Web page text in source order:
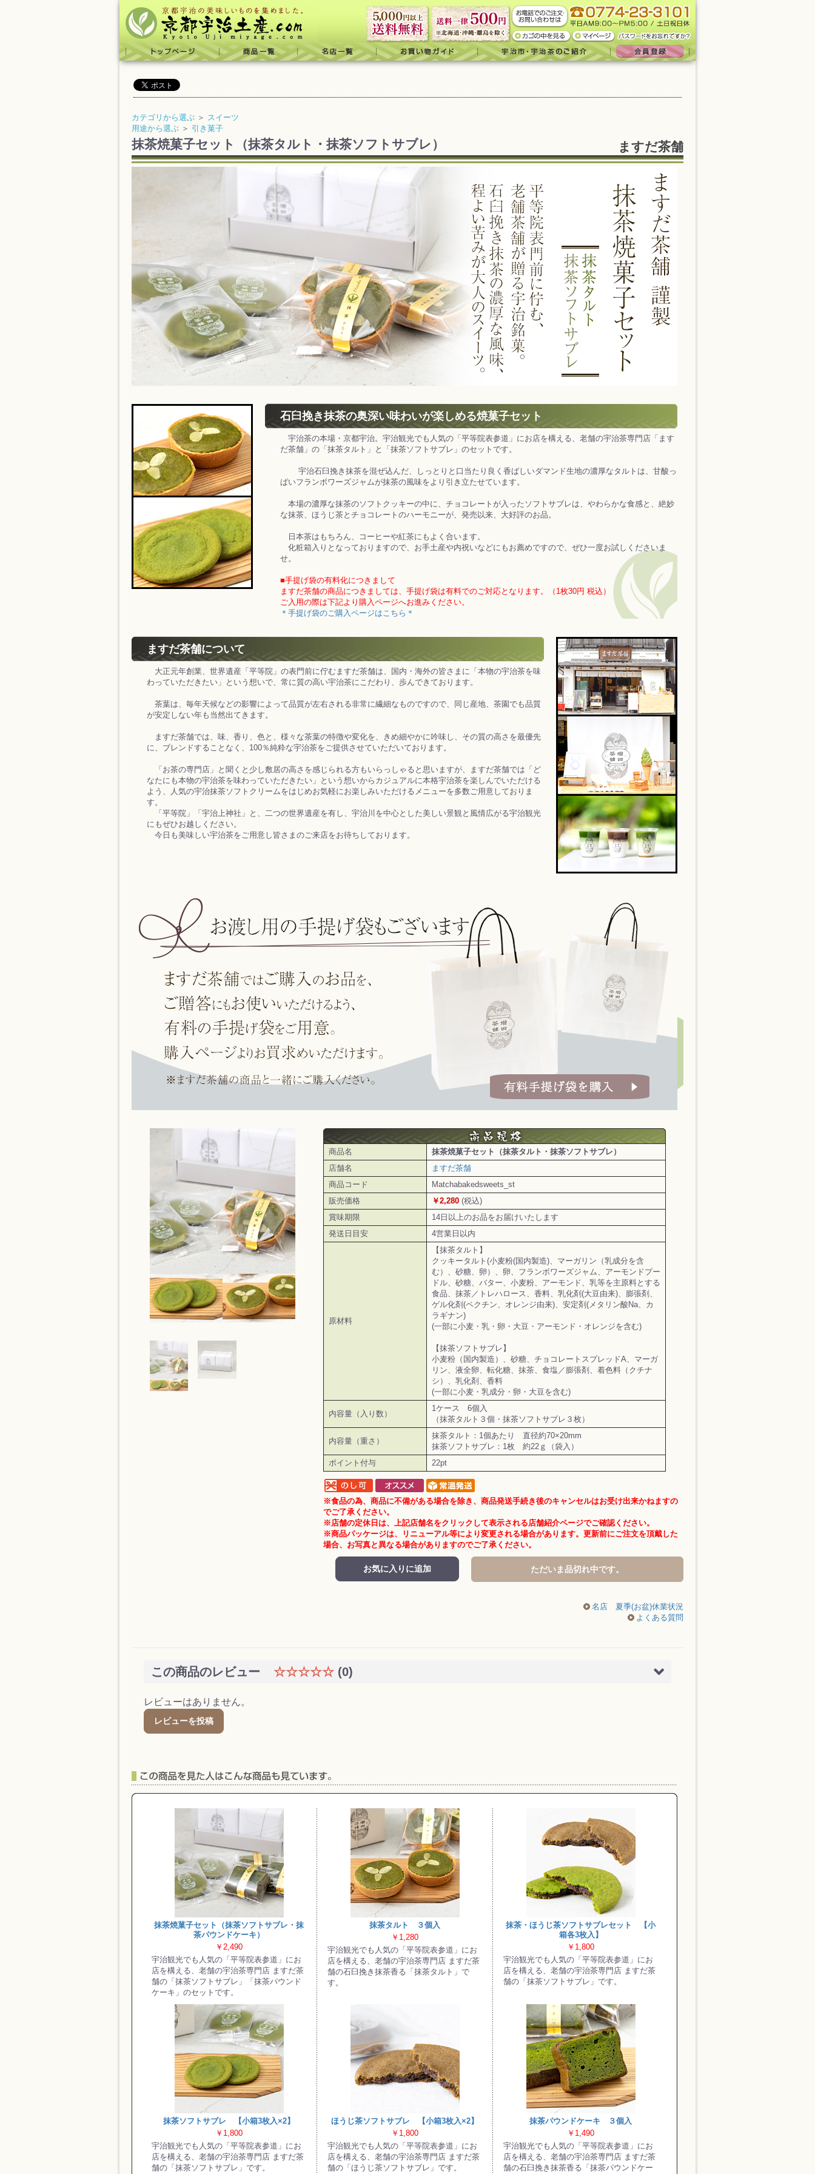
カテゴリから選ぶ ＞ スイーツ
用途から選ぶ ＞ 引き菓子
抹茶焼菓子セット（抹茶タルト・抹茶ソフトサブレ） ますだ茶舗
石臼挽き抹茶の奥深い味わいが楽しめる焼菓子セット
宇治茶の本場・京都宇治。宇治観光でも人気の「平等院表参道」にお店を構える、老舗の宇治茶専門店「ます
だ茶舗」の「抹茶タルト」と「抹茶ソフトサブレ」のセットです。
宇治石臼挽き抹茶を混ぜ込んだ、しっとりと口当たり良く香ばしいダマンド生地の濃厚なタルトは、甘酸っ
ぱいフランボワーズジャムが抹茶の風味をより引き立たせています。
本場の濃厚な抹茶のソフトクッキーの中に、チョコレートが入ったソフトサブレは、やわらかな食感と、絶妙
な抹茶、ほうじ茶とチョコレートのハーモニーが、発売以来、大好評のお品。
日本茶はもちろん、コーヒーや紅茶にもよく合います。
化粧箱入りとなっておりますので、お手土産や内祝いなどにもお薦めですので、ぜひ一度お試しくださいま
せ。
■手提げ袋の有料化につきまして
ますだ茶舗の商品につきましては、手提げ袋は有料でのご対応となります。（1枚30円 税込）
ご入用の際は下記より購入ページへお進みください。
＊手提げ袋のご購入ページはこちら＊
ますだ茶舗について
大正元年創業、世界遺産「平等院」の表門前に佇むますだ茶舗は、国内・海外の皆さまに「本物の宇治茶を味
わっていただきたい」という想いで、常に質の高い宇治茶にこだわり、歩んできております。
茶葉は、毎年天候などの影響によって品質が左右される非常に繊細なものですので、同じ産地、茶園でも品質
が安定しない年も当然出てきます。
ますだ茶舗では、味、香り、色と、様々な茶葉の特徴や変化を、きめ細やかに吟味し、その質の高さを最優先
に、ブレンドすることなく、100％純粋な宇治茶をご提供させていただいております。
「お茶の専門店」と聞くと少し敷居の高さを感じられる方もいらっしゃると思いますが、ますだ茶舗では「ど
なたにも本物の宇治茶を味わっていただきたい」という想いからカジュアルに本格宇治茶を楽しんでいただける
よう、人気の宇治抹茶ソフトクリームをはじめお気軽にお楽しみいただけるメニューを多数ご用意しておりま
す。
「平等院」「宇治上神社」と、二つの世界遺産を有し、宇治川を中心とした美しい景観と風情広がる宇治観光
にもぜひお越しください。
今日も美味しい宇治茶をご用意し皆さまのご来店をお待ちしております。
商品名
抹茶焼菓子セット（抹茶タルト・抹茶ソフトサブレ）
店舗名
ますだ茶舗
商品コード
Matchabakedsweets_st
販売価格
￥2,280 (税込)
賞味期限
14日以上のお品をお届けいたします
発送日目安
4営業日以内
原材料
【抹茶タルト】
クッキータルト(小麦粉(国内製造)、マーガリン（乳成分を含
む）、砂糖、卵）、卵、フランボワーズジャム、アーモンドプー
ドル、砂糖、バター、小麦粉、アーモンド、乳等を主原料とする
食品、抹茶／トレハロース、香料、乳化剤(大豆由来)、膨張剤、
ゲル化剤(ペクチン、オレンジ由来)、安定剤(メタリン酸Na、カ
ラギナン)
(一部に小麦・乳・卵・大豆・アーモンド・オレンジを含む)
【抹茶ソフトサブレ】
小麦粉（国内製造）、砂糖、チョコレートスプレッドA、マーガ
リン、液全卵、転化糖、抹茶、食塩／膨張剤、着色料（クチナ
シ）、乳化剤、香料
(一部に小麦・乳成分・卵・大豆を含む)
内容量（入り数）
1ケース 6個入
（抹茶タルト３個・抹茶ソフトサブレ３枚）
内容量（重さ）
抹茶タルト：1個あたり 直径約70×20mm
抹茶ソフトサブレ：1枚 約22ｇ（袋入）
ポイント付与
22pt
※食品の為、商品に不備がある場合を除き、商品発送手続き後のキャンセルはお受け出来かねますの
でご了承ください。
※店舗の定休日は、上記店舗名をクリックして表示される店舗紹介ページでご確認ください。
※商品パッケージは、リニューアル等により変更される場合があります。更新前にご注文を頂戴した
場合、お写真と異なる場合がありますのでご了承ください。
お気に入りに追加 ただいま品切れ中です。
カートへ進む
名店 夏季(お盆)休業状況
よくある質問
この商品のレビュー ☆☆☆☆☆ (0)
レビューはありません。
レビューを投稿
抹茶焼菓子セット（抹茶ソフトサブレ・抹
茶パウンドケーキ）
￥2,490
宇治観光でも人気の「平等院表参道」にお
店を構える、老舗の宇治茶専門店 ますだ茶
舗の「抹茶ソフトサブレ」「抹茶パウンド
ケーキ」のセットです。
抹茶タルト ３個入
￥1,280
宇治観光でも人気の「平等院表参道」にお
店を構える、老舗の宇治茶専門店 ますだ茶
舗の石臼挽き抹茶香る「抹茶タルト」で
す。
抹茶・ほうじ茶ソフトサブレセット 【小
箱各3枚入】
￥1,800
宇治観光でも人気の「平等院表参道」にお
店を構える、老舗の宇治茶専門店 ますだ茶
舗の「抹茶ソフトサブレ」です。
抹茶ソフトサブレ 【小箱3枚入×2】
￥1,800
宇治観光でも人気の「平等院表参道」にお
店を構える、老舗の宇治茶専門店 ますだ茶
舗の「抹茶ソフトサブレ」です。
ほうじ茶ソフトサブレ 【小箱3枚入×2】
￥1,800
宇治観光でも人気の「平等院表参道」にお
店を構える、老舗の宇治茶専門店 ますだ茶
舗の「ほうじ茶ソフトサブレ」です。
抹茶パウンドケーキ ３個入
￥1,490
宇治観光でも人気の「平等院表参道」にお
店を構える、老舗の宇治茶専門店 ますだ茶
舗の石臼挽き抹茶香る「抹茶パウンドケー